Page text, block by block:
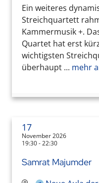
Ein weiteres
Streichquartett
Kammermusik +.
Quartet hat erst
wichtigsten
überhaupt ... mehr
17
November 2026
19:30 - 22:30
Samrat Majumder